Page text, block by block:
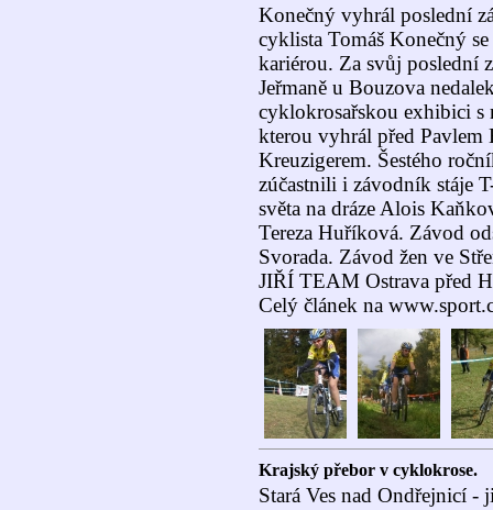
Konečný vyhrál poslední
cyklista Tomáš Konečný
kariérou. Za svůj poslední
Jeřmaně u Bouzova
cyklokrosařskou exhibici s
kterou vyhrál před Pavlem
Kreuzigerem. Šestého
zúčastnili i závodník stáje
světa na dráze Alois
Tereza Huříková. Závod
Svorada. Závod žen ve
JIŘÍ TEAM Ostrava před
Celý článek na
Krajský přebor v cyklokrose.
Stará Ves nad Ondřejnicí